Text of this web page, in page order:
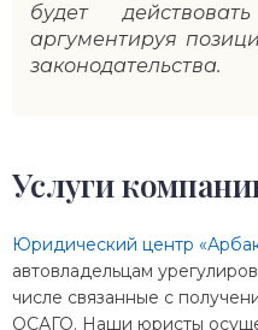
будет
аргументируя
законодательства.
Услуги
Юридический центр
автовладельцам
числе связанные с
ОСАГО. Наши юристы